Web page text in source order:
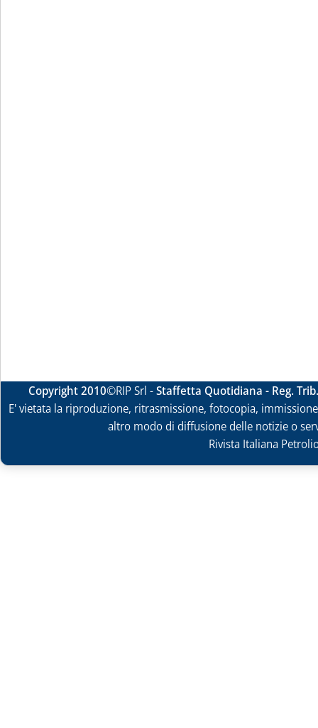
Copyright 2010©RIP Srl -Staffetta Quotidiana - Reg.
E' vietata la riproduzione, ritrasmissione, fotocopia,
altro modo di diffusione delle notizie o
Rivista Italiana